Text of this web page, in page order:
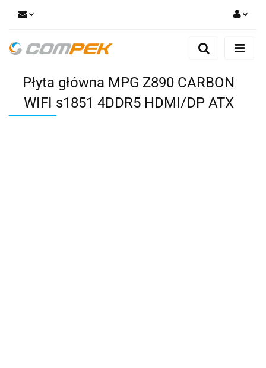
Zaloguj się
Dodaj zgłoszenie
Zgody cookies
Płyta główna MPG Z890 CARBON
WIFI s1851 4DDR5 HDMI/DP ATX